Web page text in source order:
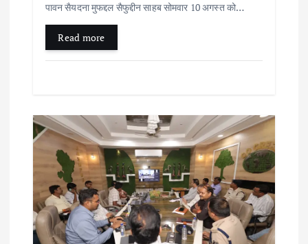
पावन सैयदना मुफद्दल सैफुद्दीन साहब सोमवार 10 अगस्त को…
Read more